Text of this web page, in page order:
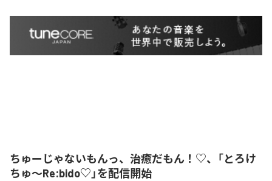
ちゅーじゃないもんっ、治癒だもん！♡、「とろけ
ちゅ〜Re:bido♡」を配信開始